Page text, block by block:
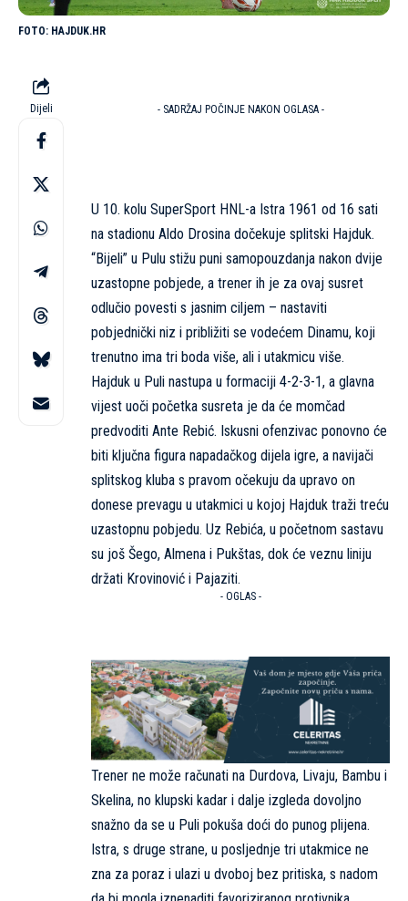
HAJDUK.HR
Dijeli - SADRŽAJ POČINJE NAKON OGLASA -
U 10. kolu SuperSport HNL-a Istra 1961 od 16 sati
na stadionu Aldo Drosina dočekuje splitski Hajduk.
“Bijeli” u Pulu stižu puni samopouzdanja nakon dvije
uzastopne pobjede, a trener ih je za ovaj susret
odlučio povesti s jasnim ciljem – nastaviti
pobjednički niz i približiti se vodećem Dinamu, koji
trenutno ima tri boda više, ali i utakmicu više.
Hajduk u Puli nastupa u formaciji 4-2-3-1, a glavna
vijest uoči početka susreta je da će momčad
predvoditi Ante Rebić. Iskusni ofenzivac ponovno će
biti ključna figura napadačkog dijela igre, a navijači
splitskog kluba s pravom očekuju da upravo on
donese prevagu u utakmici u kojoj Hajduk traži treću
uzastopnu pobjedu. Uz Rebića, u početnom sastavu
su još Šego, Almena i Pukštas, dok će veznu liniju
držati Krovinović i Pajaziti.
- OGLAS -
Trener ne može računati na Durdova, Livaju, Bambu i
Skelina, no klupski kadar i dalje izgleda dovoljno
snažno da se u Puli pokuša doći do punog plijena.
Istra, s druge strane, u posljednje tri utakmice ne
zna za poraz i ulazi u dvoboj bez pritiska, s nadom